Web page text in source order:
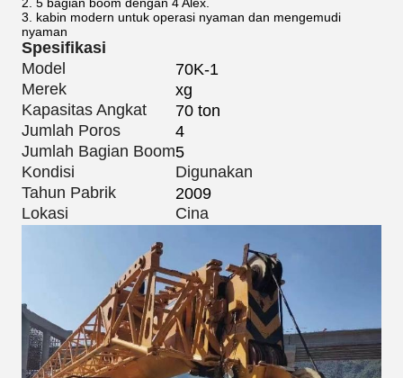
3. kabin modern untuk operasi nyaman dan mengemudi
nyaman
Spesifikasi
Model
70K-1
Merek
xg
Kapasitas Angkat
70 ton
Jumlah Poros
4
Jumlah Bagian Boom5
Kondisi
Digunakan
Tahun Pabrik
2009
Lokasi
Cina